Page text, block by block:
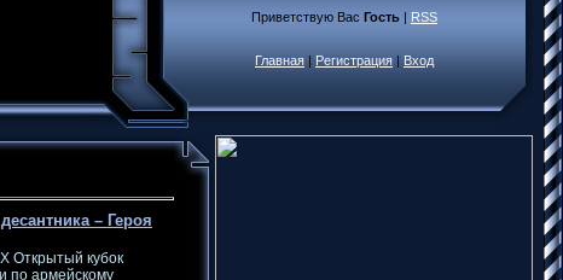
Приветствую Вас Гость | RSS
Главная | Регистрация | Вход
– Героя
Открытый кубок
по армейскому